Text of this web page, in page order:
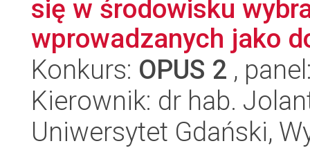
się w środowisku
wprowadzanych jako
Konkurs: OPUS 2 ,
Kierownik: dr hab.
Uniwersytet Gdański,